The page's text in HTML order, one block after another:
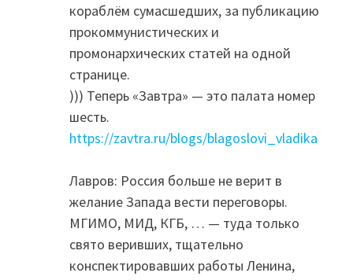
кораблём сумасшедших, за публикацию
прокоммунистических и
промонархических статей на одной
странице.
))) Теперь «Завтра» — это палата номер
шесть.
https://zavtra.ru/blogs/blagoslovi_vladika
Лавров: Россия больше не верит в
желание Запада вести переговоры.
МГИМО, МИД, КГБ, … — туда только
свято веривших, тщательно
конспектировавших работы Ленина,